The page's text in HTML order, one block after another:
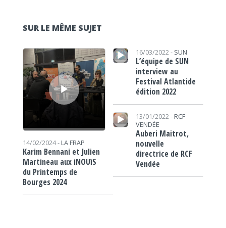
SUR LE MÊME SUJET
Lecteur audio
14/02/2024 - LA FRAP
Karim Bennani et Julien
Martineau aux iNOUïS
du Printemps de
Bourges 2024
Lecteur audio 16/03/2022 - SUN
L’équipe de SUN
interview au
Festival Atlantide
édition 2022
Lecteur audio
13/01/2022 - RCF
VENDÉE
Auberi Maitrot,
nouvelle
directrice de RCF
Vendée